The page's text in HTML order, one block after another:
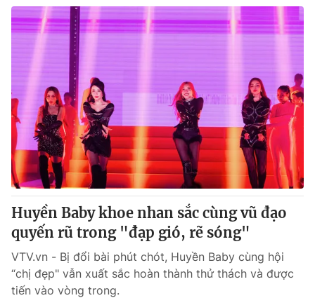
Huyền Baby khoe nhan sắc cùng vũ đạo
quyến rũ trong "đạp gió, rẽ sóng"
VTV.vn - Bị đổi bài phút chót, Huyền Baby cùng hội
“chị đẹp" vẫn xuất sắc hoàn thành thử thách và được
tiến vào vòng trong.